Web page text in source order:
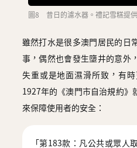
圖8 昔日的濾水器。禮記雪糕提供
雖然打水是很多澳門居民的日
事，偶然也會發生墮井的意外
失重或是地面濕滑所致，有
1927年的《澳門市自治規約》
來保障使用者的安全：
「第183款：凡公共或眾人